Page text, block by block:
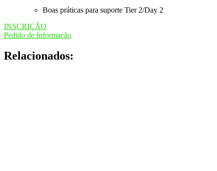
Boas práticas para suporte Tier 2/Day 2
INSCRIÇÃO
Pedido de Informação
Relacionados: